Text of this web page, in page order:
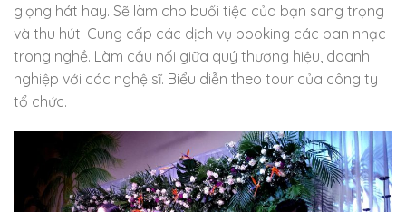
giọng hát hay. Sẽ làm cho buổi tiệc của bạn sang trọng
và thu hút. Cung cấp các dịch vụ booking các ban nhạc
trong nghề. Làm cầu nối giữa quý thương hiệu, doanh
nghiệp với các nghệ sĩ. Biểu diễn theo tour của công ty
tổ chức.